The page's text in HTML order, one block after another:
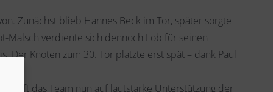
Zunächst blieb Hannes Beck im Tor, später sorgte
Malsch verdiente sich dennoch Lob für seinen
Knoten zum 30. Tor platzte erst spät – dank Paul
hofft das Team nun auf lautstarke Unterstützung der